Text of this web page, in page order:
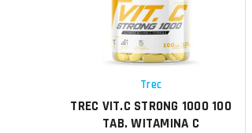
Trec
TREC VIT.C STRONG 1000 100
TAB. WITAMINA C